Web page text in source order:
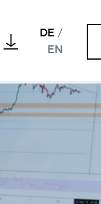
DE /
EN